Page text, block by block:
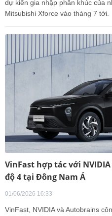
dự kiến gia nhập phân khúc của
Mitsubishi Xforce vào tháng 7 tới.
VinFast hợp tác với
độ 4 tại Đông Nam Á
01/06/2026 16:33
VinFast, NVIDIA và Autobrains